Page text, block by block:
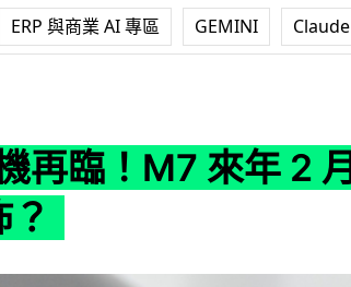
ERP 與商業 AI 專區 GEMINI Claude
再臨！M7 來年 2 月